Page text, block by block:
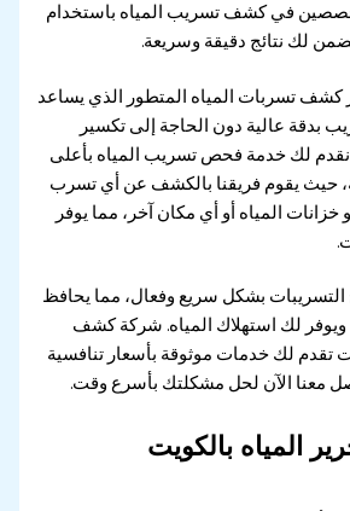
في كشف تسريب المياه باستخدام
لك نتائج دقيقة وسريعة.
كشف تسربات المياه المتطور الذي يساعد
بدقة عالية دون الحاجة إلى تكسير
نقدم لك خدمة فحص تسريب المياه بأعلى
حيث يقوم فريقنا بالكشف عن أي تسرب
خزانات المياه أو أي مكان آخر، مما يوفر
بشكل سريع وفعال، مما يحافظ
لك استهلاك المياه. شركة كشف
تقدم لك خدمات موثوقة بأسعار تنافسية
معنا الآن لحل مشكلتك بأسرع وقت.
المياه بالكويت